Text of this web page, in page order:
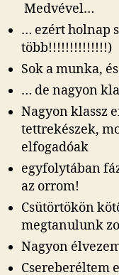
Medvével…
… ezért holnap
több!!!!!!!!!!!!!!)
Sok a munka,
… de nagyon
Nagyon klassz
tettrekészek,
elfogadóak
egyfolytában
az orrom!
Csütörtökön
megtanulunk
Nagyon
Csereberéltem